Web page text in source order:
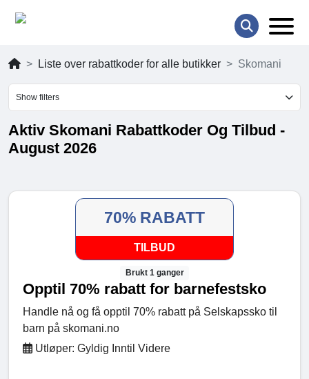
Liste over rabattkoder for alle butikker Skomani
Show filters
Aktiv Skomani Rabattkoder Og Tilbud -
August 2026
70% RABATT
TILBUD
Brukt 1 ganger
Opptil 70% rabatt for barnefestsko
Handle nå og få opptil 70% rabatt på Selskapssko til
barn på skomani.no
Utløper: Gyldig Inntil Videre